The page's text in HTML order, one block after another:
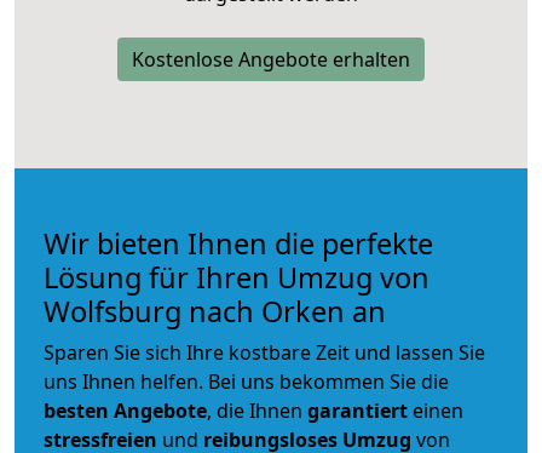
Kostenlose Angebote erhalten
Wir bieten Ihnen die perfekte
Lösung für Ihren Umzug von
Wolfsburg nach Orken an
Sparen Sie sich Ihre kostbare Zeit und lassen Sie
uns Ihnen helfen. Bei uns bekommen Sie die
besten Angebote, die Ihnen garantiert einen
stressfreien und reibungsloses Umzug von